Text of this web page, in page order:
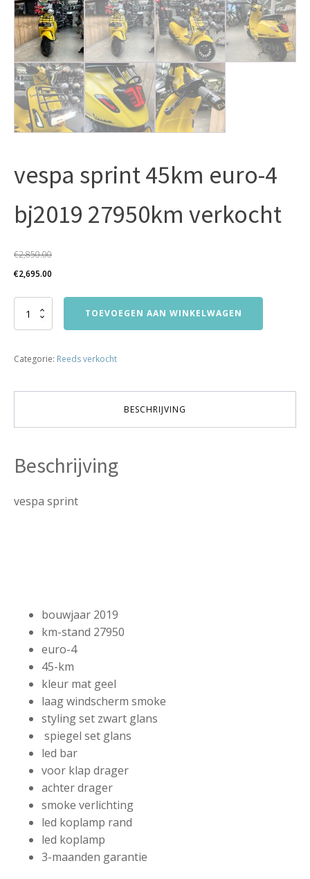
vespa sprint 45km euro-4
bj2019 27950km verkocht
€2,850.00
Oorspronkelijke
prijs
was:
€2,695.00
prijs
vespa
4
27950km
TOEVOEGEN AAN WINKELWAGEN
Categorie: Reeds verkocht
BESCHRIJVING
Beschrijving
vespa sprint
bouwjaar 2019
km-stand 27950
euro-4
45-km
kleur mat geel
laag windscherm smoke
styling set zwart glans
spiegel set glans
led bar
voor klap drager
achter drager
smoke verlichting
led koplamp rand
led koplamp
3-maanden garantie